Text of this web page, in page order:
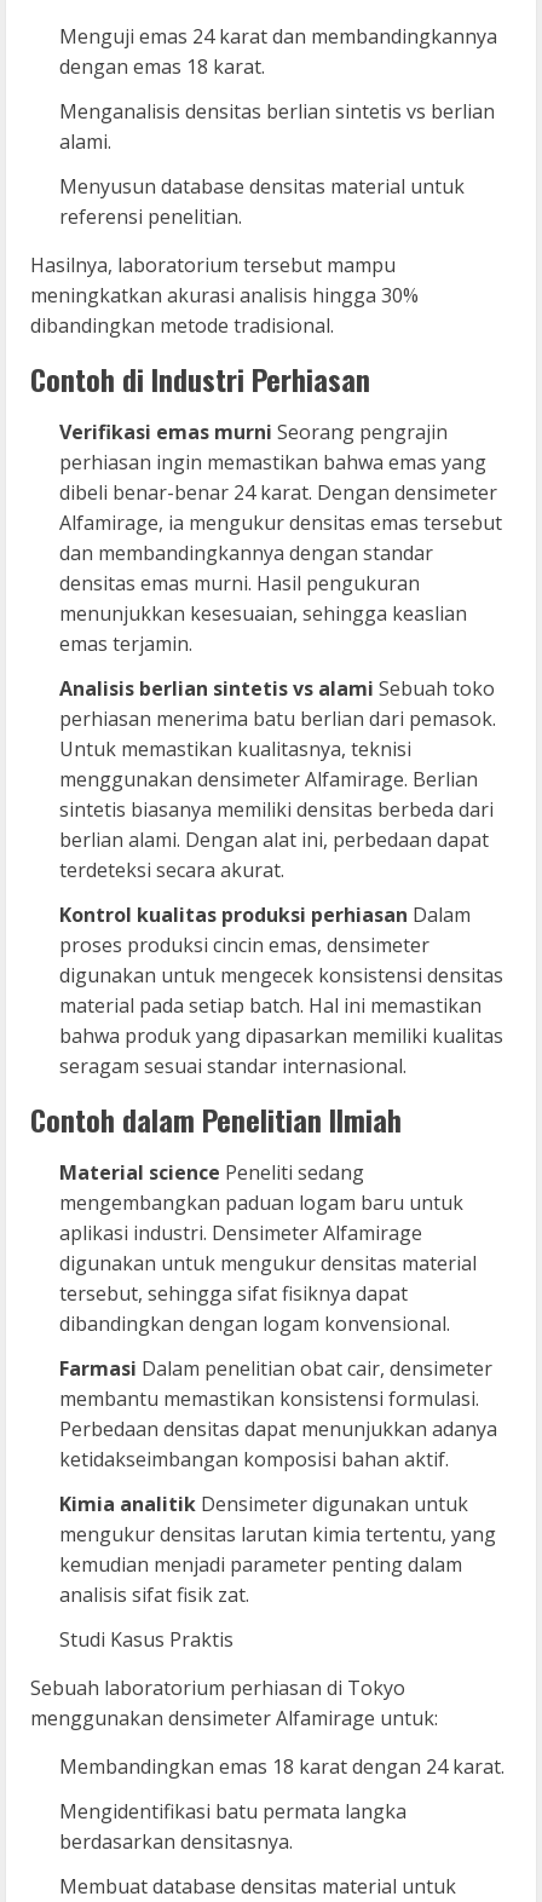
Menguji emas 24 karat dan membandingkannya
dengan emas 18 karat.
Menganalisis densitas berlian sintetis vs berlian
alami.
Menyusun database densitas material untuk
referensi penelitian.
Hasilnya, laboratorium tersebut mampu
meningkatkan akurasi analisis hingga 30%
dibandingkan metode tradisional.
Contoh di Industri Perhiasan
Verifikasi emas murni Seorang pengrajin
perhiasan ingin memastikan bahwa emas yang
dibeli benar-benar 24 karat. Dengan densimeter
Alfamirage, ia mengukur densitas emas tersebut
dan membandingkannya dengan standar
densitas emas murni. Hasil pengukuran
menunjukkan kesesuaian, sehingga keaslian
emas terjamin.
Analisis berlian sintetis vs alami Sebuah toko
perhiasan menerima batu berlian dari pemasok.
Untuk memastikan kualitasnya, teknisi
menggunakan densimeter Alfamirage. Berlian
sintetis biasanya memiliki densitas berbeda dari
berlian alami. Dengan alat ini, perbedaan dapat
terdeteksi secara akurat.
Kontrol kualitas produksi perhiasan Dalam
proses produksi cincin emas, densimeter
digunakan untuk mengecek konsistensi densitas
material pada setiap batch. Hal ini memastikan
bahwa produk yang dipasarkan memiliki kualitas
seragam sesuai standar internasional.
Contoh dalam Penelitian Ilmiah
Material science Peneliti sedang
mengembangkan paduan logam baru untuk
aplikasi industri. Densimeter Alfamirage
digunakan untuk mengukur densitas material
tersebut, sehingga sifat fisiknya dapat
dibandingkan dengan logam konvensional.
Farmasi Dalam penelitian obat cair, densimeter
membantu memastikan konsistensi formulasi.
Perbedaan densitas dapat menunjukkan adanya
ketidakseimbangan komposisi bahan aktif.
Kimia analitik Densimeter digunakan untuk
mengukur densitas larutan kimia tertentu, yang
kemudian menjadi parameter penting dalam
analisis sifat fisik zat.
Studi Kasus Praktis
Sebuah laboratorium perhiasan di Tokyo
menggunakan densimeter Alfamirage untuk:
Membandingkan emas 18 karat dengan 24 karat.
Mengidentifikasi batu permata langka
berdasarkan densitasnya.
Membuat database densitas material untuk